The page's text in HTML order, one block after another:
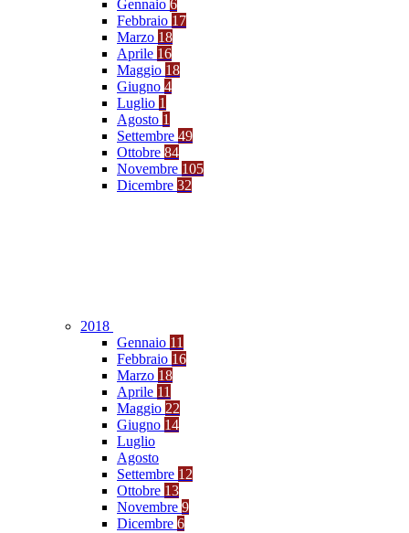
Gennaio 6
Febbraio 17
Marzo 18
Aprile 16
Maggio 18
Giugno 4
Luglio 1
Agosto 1
Settembre 49
Ottobre 84
Novembre 105
Dicembre 32
2018
Gennaio 11
Febbraio 16
Marzo 18
Aprile 11
Maggio 22
Giugno 14
Luglio
Agosto
Settembre 12
Ottobre 13
Novembre 9
Dicembre 6